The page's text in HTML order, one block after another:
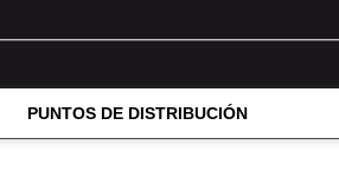
PUNTOS DE DISTRIBUCIÓN